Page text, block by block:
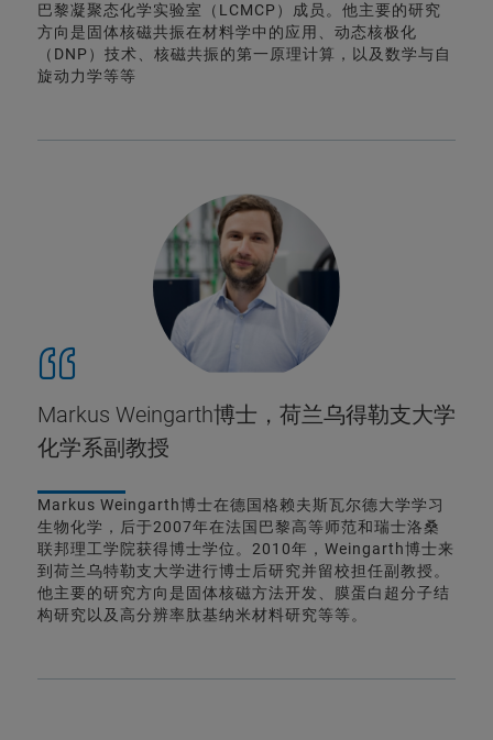
巴黎凝聚态化学实验室（LCMCP）成员。他主要的研究
方向是固体核磁共振在材料学中的应用、动态核极化
（DNP）技术、核磁共振的第一原理计算，以及数学与自
旋动力学等等
Markus Weingarth博士，荷兰乌得勒支大学
化学系副教授
Markus Weingarth博士在德国格赖夫斯瓦尔德大学学习
生物化学，后于2007年在法国巴黎高等师范和瑞士洛桑
联邦理工学院获得博士学位。2010年，Weingarth博士来
到荷兰乌特勒支大学进行博士后研究并留校担任副教授。
他主要的研究方向是固体核磁方法开发、膜蛋白超分子结
构研究以及高分辨率肽基纳米材料研究等等。